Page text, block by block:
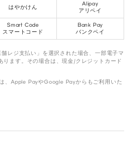
はやかけん
Alipay
アリペイ
Smart Code
スマートコード
Bank Pay
バンクペイ
レジ支払い」を選択された場合、一部電子マ
ります。その場合は、現金/クレジットカード
、Apple PayやGoogle Payからもご利用いた